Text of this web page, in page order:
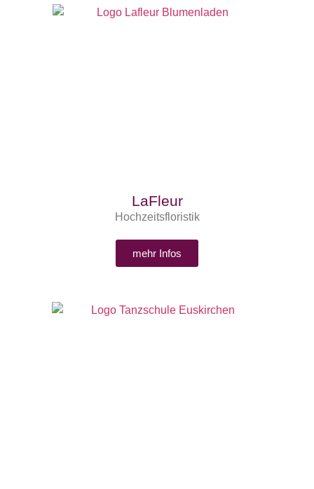
LaFleur
Hochzeitsfloristik
mehr Infos